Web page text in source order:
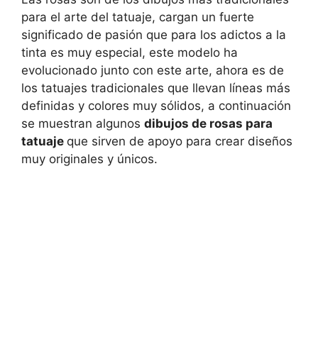
para el arte del tatuaje, cargan un fuerte
significado de pasión que para los adictos a la
tinta es muy especial, este modelo ha
evolucionado junto con este arte, ahora es de
los tatuajes tradicionales que llevan líneas más
definidas y colores muy sólidos, a continuación
se muestran algunos dibujos de rosas para
tatuaje que sirven de apoyo para crear diseños
muy originales y únicos.